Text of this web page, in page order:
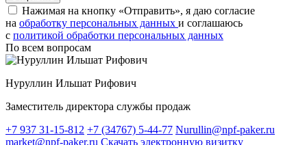
Нажимая на кнопку «Отправить», я даю согласие
на обработку персональных данных и соглашаюсь
c политикой обработки персональных данных
По всем вопросам
Нуруллин Ильшат Рифович
Заместитель директора службы продаж
+7 937 31-15-812 +7 (34767) 5-44-77 Nurullin@npf-paker.ru
market@npf-paker.ru Скачать электронную визитку